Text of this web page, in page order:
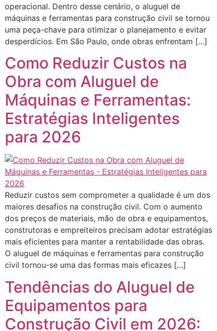
operacional. Dentro desse cenário, o aluguel de
máquinas e ferramentas para construção civil se tornou
uma peça-chave para otimizar o planejamento e evitar
desperdícios. Em São Paulo, onde obras enfrentam […]
Como Reduzir Custos na
Obra com Aluguel de
Máquinas e Ferramentas:
Estratégias Inteligentes
para 2026
Reduzir custos sem comprometer a qualidade é um dos
maiores desafios na construção civil. Com o aumento
dos preços de materiais, mão de obra e equipamentos,
construtoras e empreiteiros precisam adotar estratégias
mais eficientes para manter a rentabilidade das obras.
O aluguel de máquinas e ferramentas para construção
civil tornou-se uma das formas mais eficazes […]
Tendências do Aluguel de
Equipamentos para
Construção Civil em 2026: